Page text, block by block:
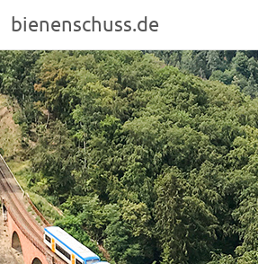
bienenschuss.de